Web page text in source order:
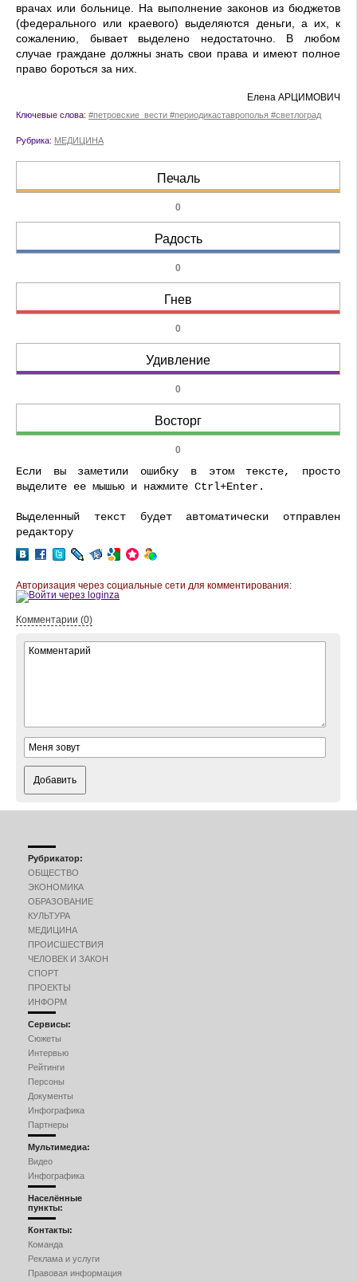
врачах или больнице. На выполнение законов из бюдже­тов
(федерального или краевого) выделяются деньги, а их, к
сожалению, бывает выделено недоста­точно. В любом
случае граждане должны знать свои права и имеют полное
право бороться за них.
Елена АРЦИМОВИЧ
Ключевые слова: #петровские_вести #периодикаставрополья #светлоград
Рубрика: МЕДИЦИНА
Печаль
0
Радость
0
Гнев
0
Удивление
0
Восторг
0
Если вы заметили ошибку в этом тексте, просто
выделите ее мышью и нажмите Ctrl+Enter.
Выделенный текст будет автоматически отправлен
редактору
Авторизация через социальные сети для комментирования:
Комментарии (0)
Добавить
Рубрикатор:
ОБЩЕСТВО
ЭКОНОМИКА
ОБРАЗОВАНИЕ
КУЛЬТУРА
МЕДИЦИНА
ПРОИСШЕСТВИЯ
ЧЕЛОВЕК И ЗАКОН
СПОРТ
ПРОЕКТЫ
ИНФОРМ
Сервисы:
Сюжеты
Интервью
Рейтинги
Персоны
Документы
Инфографика
Партнеры
Мультимедиа:
Видео
Инфографика
Населённые
пункты:
Контакты:
Команда
Реклама и услуги
Правовая информация